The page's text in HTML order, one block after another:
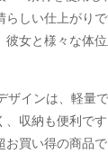
らしい仕上がり
彼女と様々な体
インは、軽量
、収納も便利で
お買い得の商品で